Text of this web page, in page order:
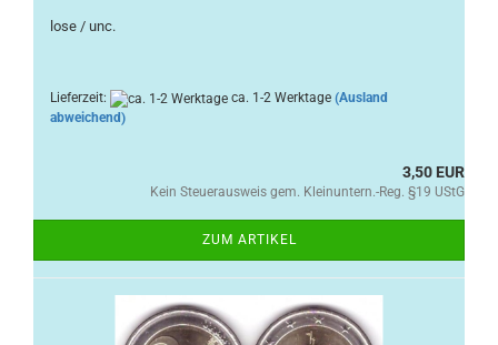
lose / unc.
Lieferzeit: ca. 1-2 Werktage (Ausland
abweichend)
3,50 EUR
Kein Steuerausweis gem. Kleinuntern.-Reg. §19 UStG
ZUM ARTIKEL